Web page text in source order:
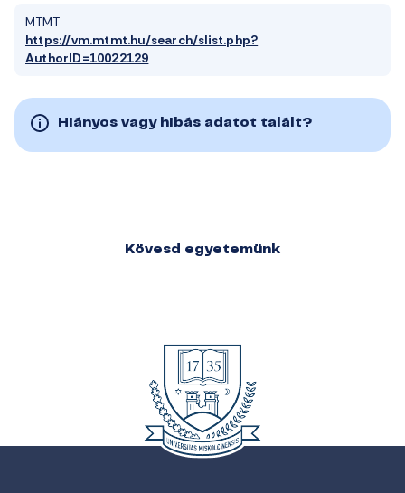
MTMT
https://vm.mtmt.hu/search/slist.php?
AuthorID=10022129
Hiányos vagy hibás adatot talált?
Kövesd egyetemünk